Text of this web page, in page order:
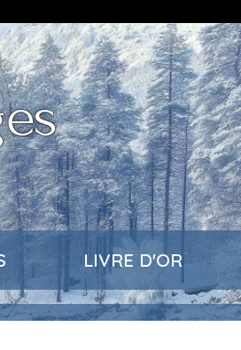
LIVRE D'OR